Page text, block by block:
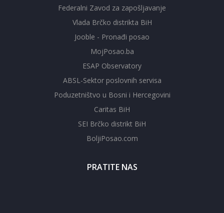
Federalni Zavod za zapošljavanje
Vlada Brčko distrikta BiH
Jooble - Pronađi posao
MojPosao.ba
ESAP Observatory
ABSL-Sektor poslovnih servisa
Poduzetništvo u Bosni i Hercegovini
Caritas BiH
SEI Brčko distrikt BiH
BoljiPosao.com
PRATITE NAS